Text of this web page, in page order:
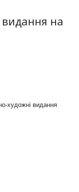
на
художні видання